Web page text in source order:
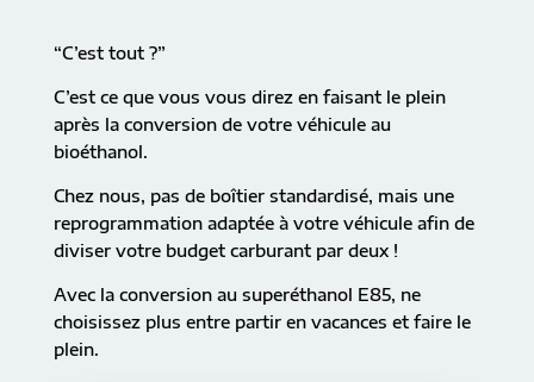
“C’est tout ?”
C’est ce que vous vous direz en faisant le plein
après la conversion de votre véhicule au
bioéthanol.
Chez nous, pas de boîtier standardisé, mais une
reprogrammation adaptée à votre véhicule afin de
diviser votre budget carburant par deux !
Avec la conversion au superéthanol E85, ne
choisissez plus entre partir en vacances et faire le
plein.